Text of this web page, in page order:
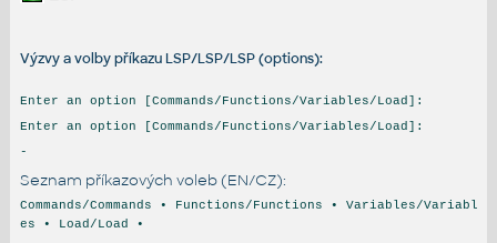
Výzvy a volby příkazu LSP/LSP/LSP (options):
Enter an option [Commands/Functions/Variables/Load]:
Enter an option [Commands/Functions/Variables/Load]:
-
Seznam příkazových voleb (EN/CZ):
Commands/Commands • Functions/Functions • Variables/Variabl
es • Load/Load •